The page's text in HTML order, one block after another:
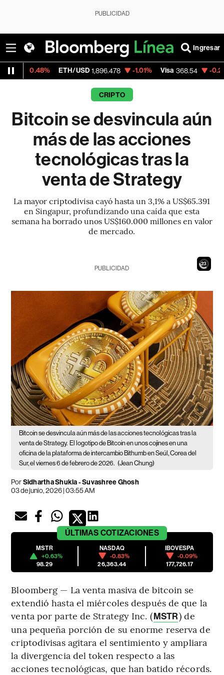
PUBLICIDAD
Ingresar
ETH/USD 1,896.478 -1.01% Visa 368.54 -0.28%
CRIPTO
Bitcoin se desvincula aún
más de las acciones
tecnológicas tras la
venta de Strategy
La mayor criptodivisa cayó hasta un 3,1% a US$65.391
en Singapur, profundizando una caída que esta
semana ha borrado unos US$160.000 millones en valor
de mercado.
21
PUBLICIDAD
Bitcoin se desvincula aún más de las acciones tecnológicas tras la
venta de Strategy. El logotipo de Bitcoin en unos cojines en una
oficina de la plataforma de intercambio Bithumb en Seúl, Corea del
Sur, el viernes 6 de febrero de 2026. (Jean Chung)
PorSidhartha Shukla - Suvashree Ghosh
03 de junio, 2026 | 03:55 AM
ÚLTIMAS COTIZACIONES
MSTR
+0.63%
98.29
NASDAQ
-0.83%
26,363.44
IBOVESPA
-0.09%
177,726.17
Bloomberg — La venta masiva de bitcoin se
extendió hasta el miércoles después de que la
venta por parte de Strategy Inc. (MSTR) de
una pequeña porción de su enorme reserva de
criptodivisas agitara el sentimiento y ampliara
la divergencia del token respecto a las
acciones tecnológicas, que han batido récords.